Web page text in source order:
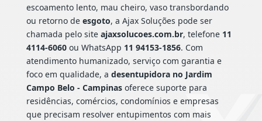
escoamento lento, mau cheiro, vaso transbordando
ou retorno de esgoto, a Ajax Soluções pode ser
chamada pelo site ajaxsolucoes.com.br, telefone 11
4114-6060ou WhatsApp 11 94153-1856. Com
atendimento humanizado, serviço com garantia e
foco em qualidade, a desentupidora no Jardim
Campo Belo - Campinasoferece suporte para
residências, comércios, condomínios e empresas
que precisam resolver entupimentos com mais